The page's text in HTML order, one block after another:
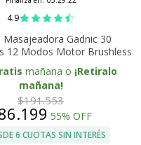
4.9
Masajeadora Gadnic 30
12 Modos Motor Brushless
LCD Recargable
mañana o ¡Retiralo
mañana!
$191.553
55% OFF
6 CUOTAS SIN INTERÉS